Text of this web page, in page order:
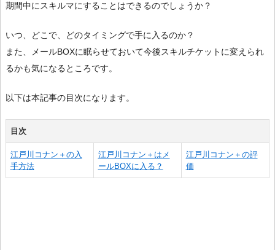
期間中にスキルマにすることはできるのでしょうか？
いつ、どこで、どのタイミングで手に入るのか？
また、メールBOXに眠らせておいて今後スキルチケットに変えられ
るかも気になるところです。
以下は本記事の目次になります。
目次
江戸川コナン＋の入
手方法
江戸川コナン＋はメ
ールBOXに入る？
江戸川コナン＋の評
価